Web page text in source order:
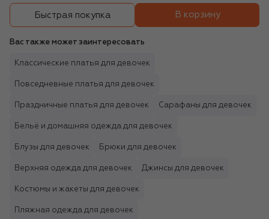
Быстрая покупка В корзину
Вас также может заинтересовать
Классические платья для девочек
Повседневные платья для девочек
Праздничные платья для девочек Сарафаны для девочек
Бельё и домашняя одежда для девочек
Блузы для девочек Брюки для девочек
Верхняя одежда для девочек Джинсы для девочек
Костюмы и жакеты для девочек
Пляжная одежда для девочек